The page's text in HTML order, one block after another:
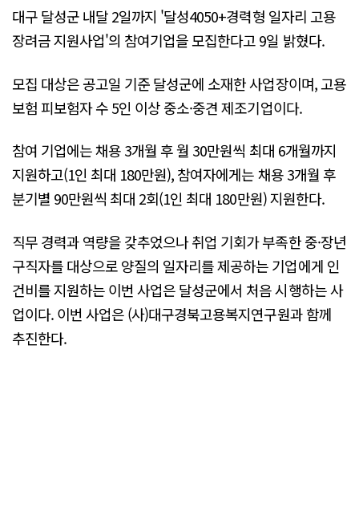
대구 달성군 내달 2일까지 '달성4050+경력형 일자리 고용
장려금 지원사업'의 참여기업을 모집한다고 9일 밝혔다.
모집 대상은 공고일 기준 달성군에 소재한 사업장이며, 고용
보험 피보험자 수 5인 이상 중소·중견 제조기업이다.
참여 기업에는 채용 3개월 후 월 30만원씩 최대 6개월까지
지원하고(1인 최대 180만원), 참여자에게는 채용 3개월 후
분기별 90만원씩 최대 2회(1인 최대 180만원) 지원한다.
직무 경력과 역량을 갖추었으나 취업 기회가 부족한 중·장년
구직자를 대상으로 양질의 일자리를 제공하는 기업에게 인
건비를 지원하는 이번 사업은 달성군에서 처음 시행하는 사
업이다. 이번 사업은 (사)대구경북고용복지연구원과 함께
추진한다.